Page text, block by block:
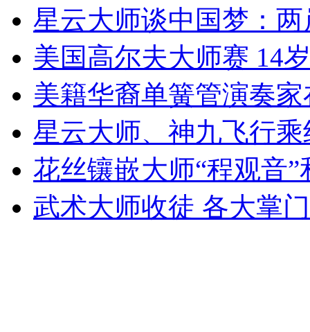
走！跟着总书记去植树
消防员救轻生者 花炮节热闹非凡 减压"枕头大战"
司机酒驾遇交警 急速倒车逃窜
星云大师谈中国梦：
美国高尔夫大师赛 14
美籍华裔单簧管演奏
星云大师、神九飞行
花丝镶嵌大师“程观音
武术大师收徒 各大掌